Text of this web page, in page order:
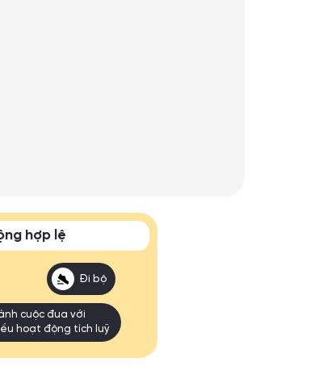
hợp lệ
Đi bộ
cuộc đua với
hoạt động tích luỹ